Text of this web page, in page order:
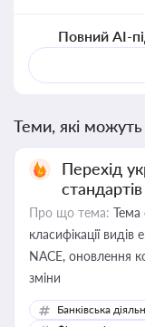
Повний AI-
Теми, які можуть
Перехід
Про що тема: Тема
класифікації видів
NACE, оновлення
зміни
Банківська